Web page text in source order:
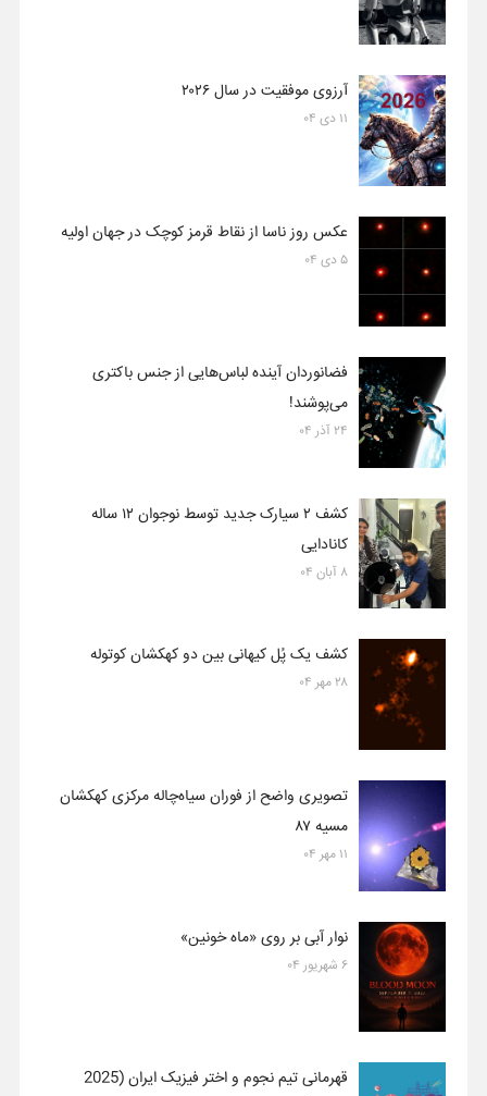
آرزوی موفقیت در سال ۲۰۲۶
۱۱ دی ۰۴
عکس روز ناسا از نقاط قرمز کوچک در جهان اولیه
۵ دی ۰۴
فضانوردان آینده لباس‌هایی از جنس باکتری
می‌پوشند!
۲۴ آذر ۰۴
کشف ۲ سیارک جدید توسط نوجوان ۱۲ ساله
کانادایی
۸ آبان ۰۴
کشف یک پُل کیهانی بین دو کهکشان کوتوله
۲۸ مهر ۰۴
تصویری واضح از فوران سیاه‌چاله مرکزی کهکشان
مسیه ۸۷
۱۱ مهر ۰۴
نوار آبی بر روی «ماه خونین»
۶ شهریور ۰۴
قهرمانی تیم نجوم و اختر فیزیک ایران (2025